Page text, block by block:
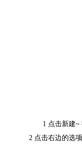
1 点击新建~
2 点击右边的选项